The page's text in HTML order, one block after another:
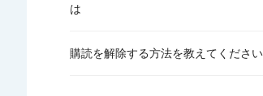
は
購読を解除する方法を教えてください